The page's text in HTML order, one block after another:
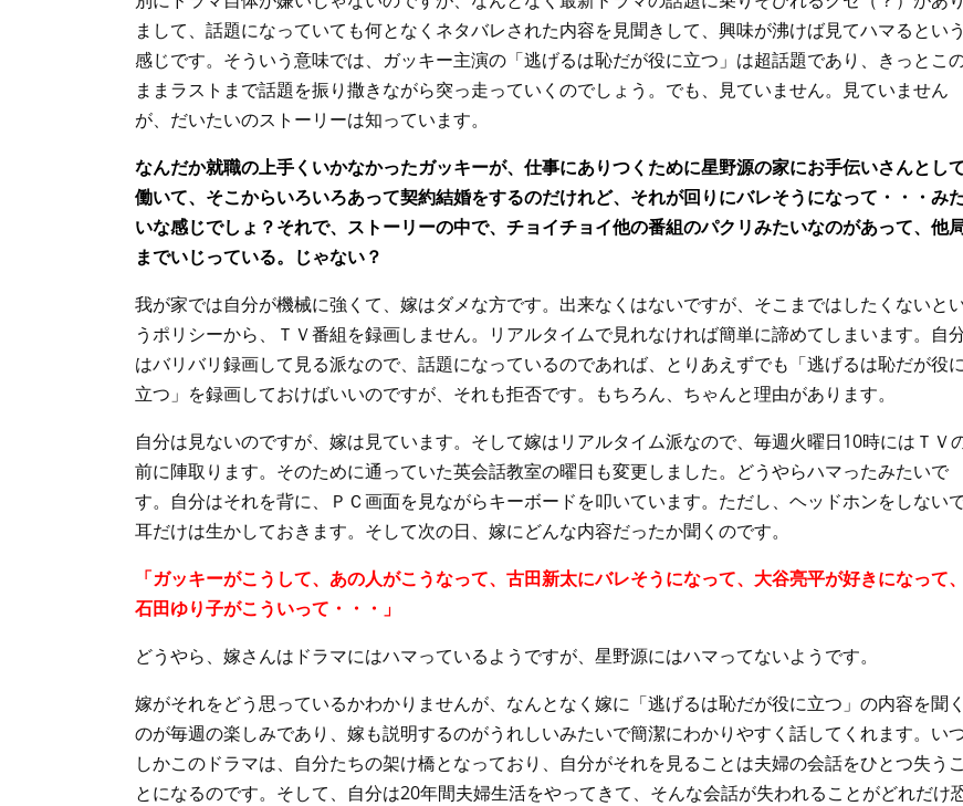
まして、話題になっていても何となくネタバレされた内容を見聞きして、興味が沸けば見てハマるという
感じです。そういう意味では、ガッキー主演の「逃げるは恥だが役に立つ」は超話題であり、きっとこ
ままラストまで話題を振り撒きながら突っ走っていくのでしょう。でも、見ていません。見ていません
が、だいたいのストーリーは知っています。
なんだか就職の上手くいかなかったガッキーが、仕事にありつくために星野源の家にお手伝いさんとし
働いて、そこからいろいろあって契約結婚をするのだけれど、それが回りにバレそうになって・・・み
いな感じでしょ？それで、ストーリーの中で、チョイチョイ他の番組のパクリみたいなのがあって、他
までいじっている。じゃない？
我が家では自分が機械に強くて、嫁はダメな方です。出来なくはないですが、そこまではしたくないと
うポリシーから、ＴＶ番組を録画しません。リアルタイムで見れなければ簡単に諦めてしまいます。自
はバリバリ録画して見る派なので、話題になっているのであれば、とりあえずでも「逃げるは恥だが役
立つ」を録画しておけばいいのですが、それも拒否です。もちろん、ちゃんと理由があります。
自分は見ないのですが、嫁は見ています。そして嫁はリアルタイム派なので、毎週火曜日10時にはＴＶ
前に陣取ります。そのために通っていた英会話教室の曜日も変更しました。どうやらハマったみたいで
す。自分はそれを背に、ＰＣ画面を見ながらキーボードを叩いています。ただし、ヘッドホンをしない
耳だけは生かしておきます。そして次の日、嫁にどんな内容だったか聞くのです。
「ガッキーがこうして、あの人がこうなって、古田新太にバレそうになって、大谷亮平が好きになって、
石田ゆり子がこういって・・・」
どうやら、嫁さんはドラマにはハマっているようですが、星野源にはハマってないようです。
嫁がそれをどう思っているかわかりませんが、なんとなく嫁に「逃げるは恥だが役に立つ」の内容を聞く
のが毎週の楽しみであり、嫁も説明するのがうれしいみたいで簡潔にわかりやすく話してくれます。い
しかこのドラマは、自分たちの架け橋となっており、自分がそれを見ることは夫婦の会話をひとつ失うこ
とになるのです。そして、自分は20年間夫婦生活をやってきて、そんな会話が失われることがどれだけ